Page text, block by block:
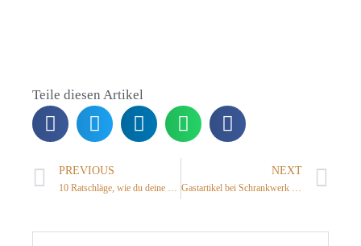
Teile diesen Artikel
PREVIOUS
10 Ratschläge, wie du deine Faulheit überwindest
NEXT
Gastartikel bei Schrankwerk 8 Tricks für ein ordentliches Badezimmer